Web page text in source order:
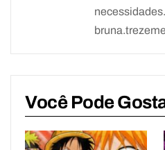
Você Pode